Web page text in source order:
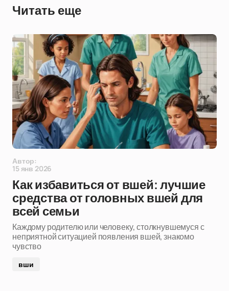
Читать еще
Автор:
15 янв 2026
Как избавиться от вшей: лучшие
средства от головных вшей для
всей семьи
Каждому родителю или человеку, столкнувшемуся с
неприятной ситуацией появления вшей, знакомо
чувство
вши